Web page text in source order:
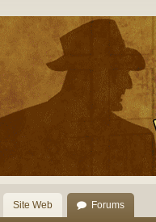
Site Web Forums